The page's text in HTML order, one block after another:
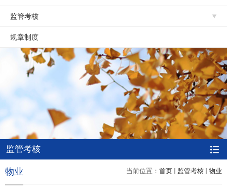
监管考核
规章制度
监管考核
当前位置： 首页 监管考核 物业
物业